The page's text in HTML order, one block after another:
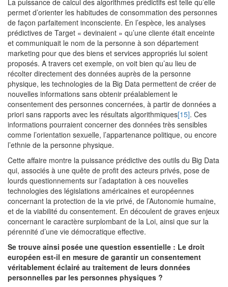
La puissance de calcul des algorithmes prédictifs est telle qu’elle
permet d’orienter les habitudes de consommation des personnes
de façon parfaitement inconsciente. En l’espèce, les analyses
prédictives de Target « devinaient » qu’une cliente était enceinte
et communiquait le nom de la personne à son département
marketing pour que des biens et services appropriés lui soient
proposés. A travers cet exemple, on voit bien qu’au lieu de
récolter directement des données auprès de la personne
physique, les technologies de la Big Data permettent de créer de
nouvelles informations sans obtenir préalablement le
consentement des personnes concernées, à partir de données a
priori sans rapports avec les résultats algorithmiques[15]. Ces
informations pourraient concerner des données très sensibles
comme l’orientation sexuelle, l’appartenance politique, ou encore
l’ethnie de la personne physique.
Cette affaire montre la puissance prédictive des outils du Big Data
qui, associés à une quête de profit des acteurs privés, pose de
lourds questionnements sur l’adaptation à ces nouvelles
technologies des législations américaines et européennes
concernant la protection de la vie privé, de l’Autonomie humaine,
et de la viabilité du consentement. En découlent de graves enjeux
concernant le caractère surplombant de la Loi, ainsi que sur la
pérennité d’une vie démocratique effective.
Se trouve ainsi posée une question essentielle : Le droit
européen est-il en mesure de garantir un consentement
véritablement éclairé au traitement de leurs données
personnelles par les personnes physiques ?